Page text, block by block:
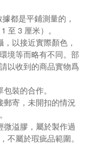
都是平鋪測量的，
至 3 厘米）。
以接近實際顏色，
境等而略有不同。部
以收到的商品實物爲
裝的合作。
郵寄，未開扣的情況
溢膠，屬於製作過
不屬於瑕疵品範圍。